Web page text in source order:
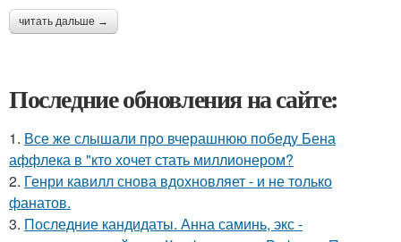
читать дальше →
Последние обновления на сайте:
1. Все же слышали про вчерашнюю победу Бена
аффлека в "кто хочет стать миллионером?
2. Генри кавилл снова вдохновляет - и не только
фанатов.
3. Последние кандидаты. Анна саминь, экс -